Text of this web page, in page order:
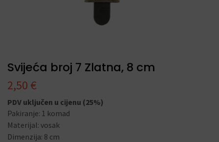
Svijeća broj 7 Zlatna, 8 cm
2,50 €
PDV uključen u cijenu (25%)
Pakiranje: 1 komad
Materijal: vosak
Dimenzija: 8 cm